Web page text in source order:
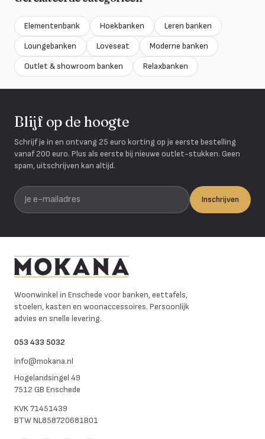
Elementenbank Hoekbanken
Leren banken
Loungebanken
Loveseat
Moderne banken
Outlet & showroom banken
Relaxbanken
Blijf op de hoogte
Schrijf je in en ontvang 25 euro korting op je eerste bestelling
vanaf 200 euro. Plus als eerste bij nieuwe outlet-stukken. Geen
spam, uitschrijven kan altijd.
Je e-mailadres
Inschrijven
Woonwinkel in Enschede voor banken, eettafels,
stoelen, kasten en woonaccessoires. Persoonlijk
advies en snelle levering.
053 433 5032
info@mokana.nl
Hogelandsingel 49
7512 GB Enschede
KVK71451439
BTWNL858720681B01